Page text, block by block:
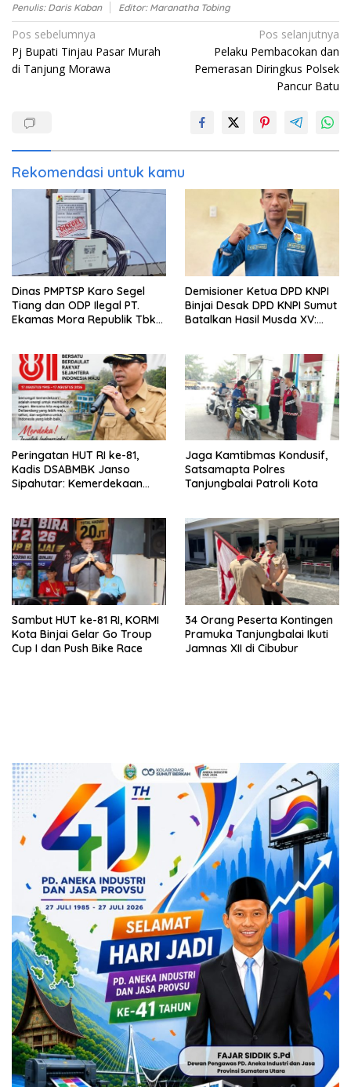
Penulis: Daris Kaban Editor: Maranatha Tobing
Navigasi
pos
Pos sebelumnya
Pj Bupati Tinjau Pasar Murah
di Tanjung Morawa
Pos selanjutnya
Pelaku Pembacokan dan
Pemerasan Diringkus Polsek
Pancur Batu
Rekomendasi untuk kamu
Dinas PMPTSP Karo Segel
Tiang dan ODP Ilegal PT.
Ekamas Mora Republik Tbk
Demisioner Ketua DPD KNPI
Binjai Desak DPD KNPI Sumut
Batalkan Hasil Musda XV:
Peringatan HUT RI ke-81,
Kadis DSABMBK Janso
Sipahutar: Kemerdekaan
Jaga Kamtibmas Kondusif,
Satsamapta Polres
Tanjungbalai Patroli Kota
Sambut HUT ke-81 RI, KORMI
Kota Binjai Gelar Go Troup
Cup I dan Push Bike Race
34 Orang Peserta Kontingen
Pramuka Tanjungbalai Ikuti
Jamnas XII di Cibubur